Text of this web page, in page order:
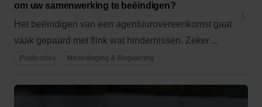
om uw samenwerking te beëindigen?
Het beëindigen van een agentuurovereenkomst gaat
vaak gepaard met flink wat hindernissen. Zeker ...
Publicaties Mededinging & Regulering